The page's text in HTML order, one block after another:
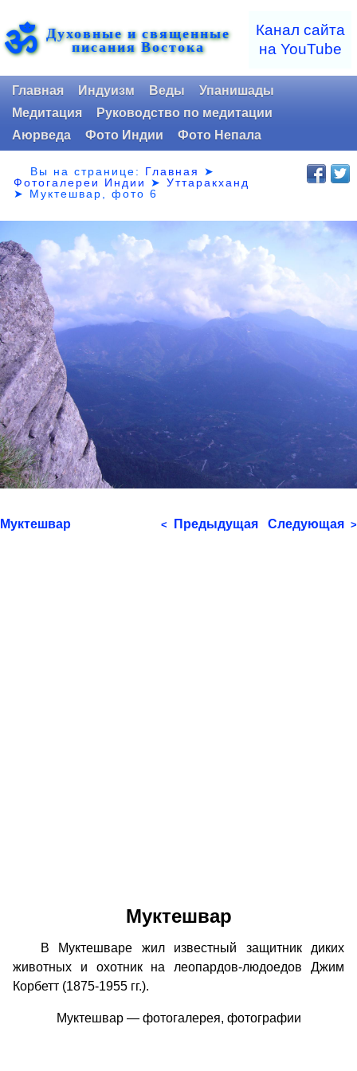
ॐ Духовные и священные
писания Востока
Канал сайта
на YouTube
Главная Индуизм Веды
Упанишады
Медитация
Руководство по медитации
Аюрведа
Фото Индии Фото Непала
Вы на странице: Главная
➤
Фотогалереи Индии
➤Уттаракханд
➤ Муктешвар, фото 6
Муктешвар < Предыдущая Следующая >
Муктешвар
В Муктешваре жил известный защитник диких
животных и охотник на леопардов-людоедов Джим
Корбетт (1875-1955 гг.).
Муктешвар — фотогалерея, фотографии